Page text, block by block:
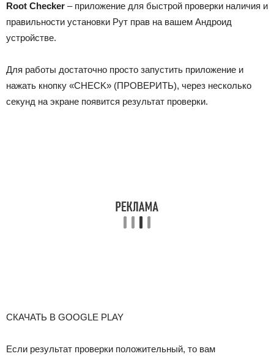
Root Checker – приложение для быстрой проверки наличия и
правильности установки Рут прав на вашем Андроид
устройстве.
Для работы достаточно просто запустить приложение и
нажать кнопку «CHECK» (ПРОВЕРИТЬ), через несколько
секунд на экране появится результат проверки.
СКАЧАТЬ В GOOGLE PLAY
Если результат проверки положительный, то вам